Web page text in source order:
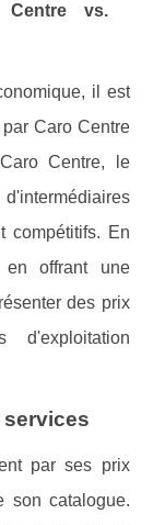
vs.
il est
Caro Centre
Centre, le
compétitifs. En
en offrant une
des prix
services
par ses prix
son catalogue.